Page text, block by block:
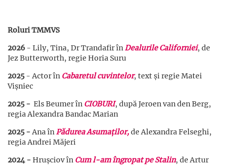
Roluri TMMVS
2026 - Lily, Tina, Dr Trandafir înDealurile Californiei, de
Jez Butterworth, regie Horia Suru
2025 - Actor în Cabaretul cuvintelor, text și regie Matei
Vișniec
2025 - Els Beumer în CIOBURI, după Jeroen van den Berg,
regia Alexandra Bandac Marian
2025 -Ana înPădurea Asumaților,de Alexandra Felseghi,
regia Andrei Măjeri
2024 - Hrușciov în Cum l-am îngropat pe Stalin, de Artur